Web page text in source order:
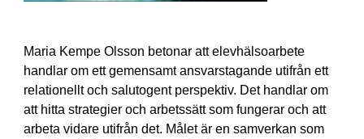
Maria Kempe Olsson betonar att elevhälsoarbete
handlar om ett gemensamt ansvarstagande utifrån ett
relationellt och salutogent perspektiv. Det handlar om
att hitta strategier och arbetssätt som fungerar och att
arbeta vidare utifrån det. Målet är en samverkan som